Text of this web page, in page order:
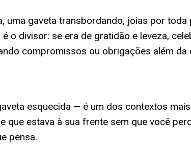
uma gaveta transbordando, joias por
o divisor: se era de gratidão e leveza,
compromissos ou obrigações além da
esquecida — é um dos contextos
estava à sua frente sem que você
pensa.